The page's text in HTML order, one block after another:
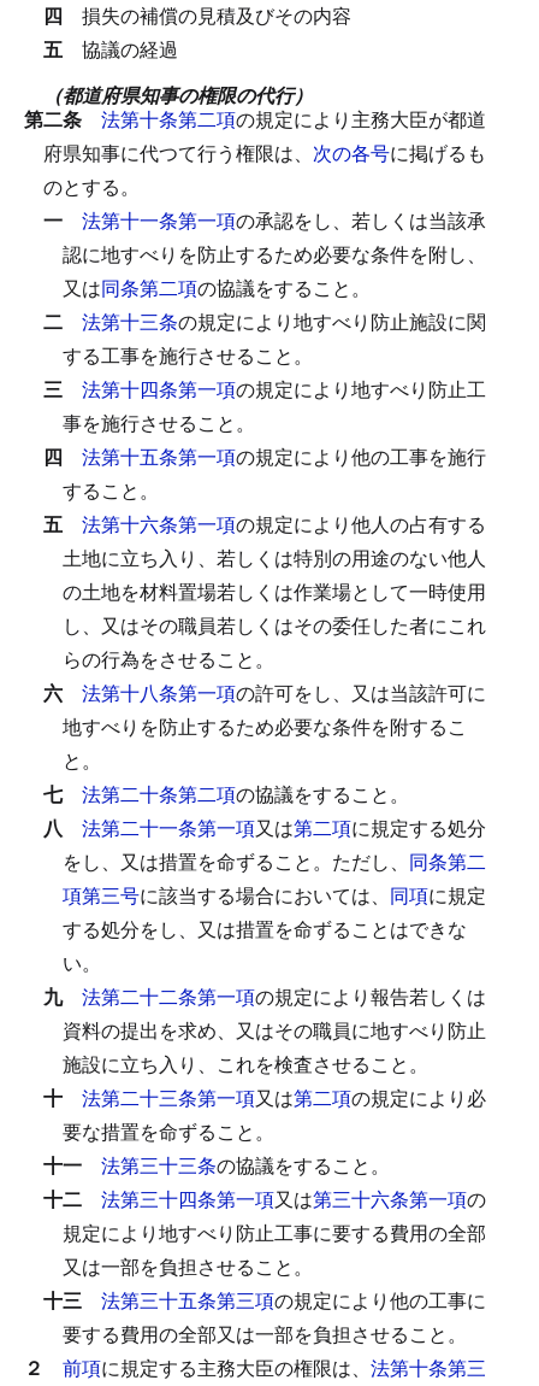
四 損失の補償の見積及びその内容
五 協議の経過
（都道府県知事の権限の代行）
第二条 法第十条第二項の規定により主務大臣が都道
府県知事に代つて行う権限は、 次の各号に掲げるも
のとする。
一 法第十一条第一項の承認をし、若しくは当該承
認に地すべりを防止するため必要な条件を附し、
又は同条第二項の協議をすること。
二 法第十三条の規定により地すべり防止施設に関
する工事を施行させること。
三 法第十四条第一項の規定により地すべり防止工
事を施行させること。
四 法第十五条第一項の規定により他の工事を施行
すること。
五 法第十六条第一項の規定により他人の占有する
土地に立ち入り、若しくは特別の用途のない他人
の土地を材料置場若しくは作業場として一時使用
し、又はその職員若しくはその委任した者にこれ
らの行為をさせること。
六 法第十八条第一項の許可をし、又は当該許可に
地すべりを防止するため必要な条件を附するこ
と。
七 法第二十条第二項の協議をすること。
八 法第二十一条第一項又は第二項に規定する処分
をし、又は措置を命ずること。 ただし、 同条第二
項第三号に該当する場合においては、 同項に規定
する処分をし、又は措置を命ずることはできな
い。
九 法第二十二条第一項の規定により報告若しくは
資料の提出を求め、又はその職員に地すべり防止
施設に立ち入り、これを検査させること。
十 法第二十三条第一項又は第二項の規定により必
要な措置を命ずること。
十一 法第三十三条の協議をすること。
十二 法第三十四条第一項又は第三十六条第一項の
規定により地すべり防止工事に要する費用の全部
又は一部を負担させること。
十三 法第三十五条第三項の規定により他の工事に
要する費用の全部又は一部を負担させること。
２ 前項に規定する主務大臣の権限は、 法第十条第三